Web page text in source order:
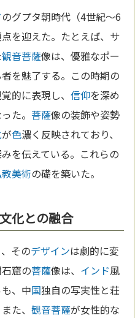
のグプタ朝時代（4世紀～6
を迎えた。たとえば、サ
観音菩薩像は、優雅なポー
を魅了する。この時期の
的に表現し、信仰を深め
た。菩薩像の装飾や姿勢
が色濃く反映されており、
を伝えている。これらの
美術の礎を築いた。
化との融合
そのデザインは劇的に変
窟の菩薩像は、 インド風
、中国独自の写実性と荘
た、観音菩薩が女性的な